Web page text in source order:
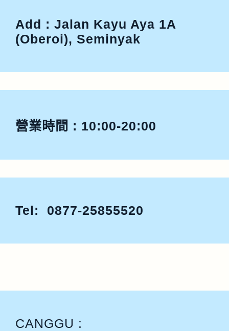
Add : Jalan Kayu Aya 1A
(Oberoi), Seminyak
營業時間 : 10:00-20:00
Tel: 0877-25855520
CANGGU :